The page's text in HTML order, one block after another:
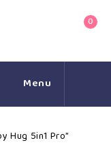
0
Menu
Hug 5in1 Pro”